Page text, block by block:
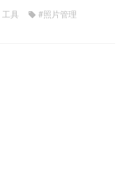
工具 #照片管理